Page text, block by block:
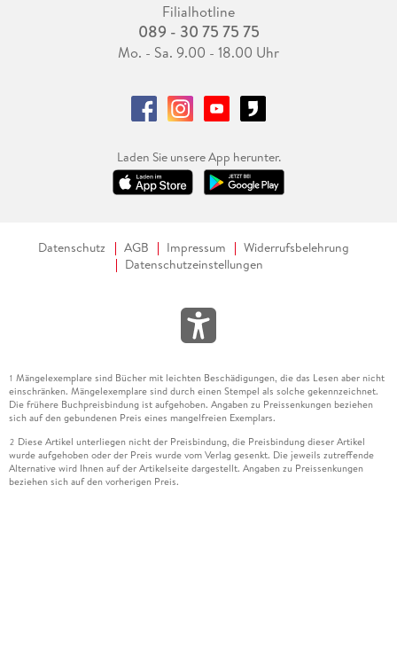
Filialhotline
089 - 30 75 75 75
Mo. - Sa. 9.00 - 18.00 Uhr
Laden Sie unsere App herunter.
Datenschutz AGB Impressum
Widerrufsbelehrung
Datenschutzeinstellungen
1 Mängelexemplare sind Bücher mit leichten Beschädigungen, die das Lesen aber nicht
einschränken. Mängelexemplare sind durch einen Stempel als solche gekennzeichnet.
Die frühere Buchpreisbindung ist aufgehoben. Angaben zu Preissenkungen beziehen
sich auf den gebundenen Preis eines mangelfreien Exemplars.
2 Diese Artikel unterliegen nicht der Preisbindung, die Preisbindung dieser Artikel
wurde aufgehoben oder der Preis wurde vom Verlag gesenkt. Die jeweils zutreffende
Alternative wird Ihnen auf der Artikelseite dargestellt. Angaben zu Preissenkungen
beziehen sich auf den vorherigen Preis.